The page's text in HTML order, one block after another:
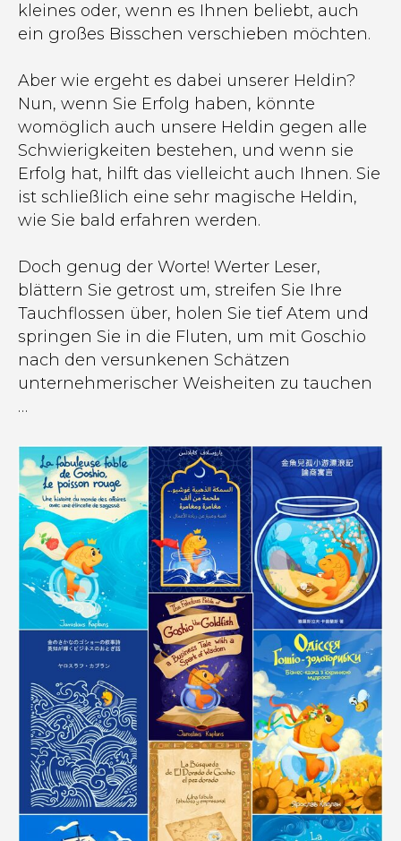
kleines oder, wenn es Ihnen beliebt, auch
ein großes Bisschen verschieben möchten.
Aber wie ergeht es dabei unserer Heldin?
Nun, wenn Sie Erfolg haben, könnte
womöglich auch unsere Heldin gegen alle
Schwierigkeiten bestehen, und wenn sie
Erfolg hat, hilft das vielleicht auch Ihnen. Sie
ist schließlich eine sehr magische Heldin,
wie Sie bald erfahren werden.
Doch genug der Worte! Werter Leser,
blättern Sie getrost um, streifen Sie Ihre
Tauchflossen über, holen Sie tief Atem und
springen Sie in die Fluten, um mit Goschio
nach den versunkenen Schätzen
unternehmerischer Weisheiten zu tauchen
…